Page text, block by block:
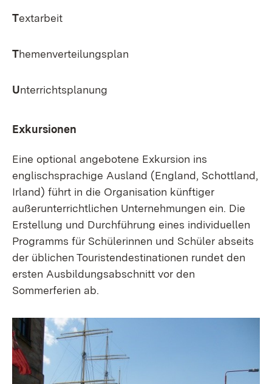
Textarbeit
Themenverteilungsplan
Unterrichtsplanung
Exkursionen
Eine optional angebotene Exkursion ins
englischsprachige Ausland (England, Schottland,
Irland) führt in die Organisation künftiger
außerunterrichtlichen Unternehmungen ein. Die
Erstellung und Durchführung eines individuellen
Programms für Schülerinnen und Schüler abseits
der üblichen Touristendestinationen rundet den
ersten Ausbildungsabschnitt vor den
Sommerferien ab.